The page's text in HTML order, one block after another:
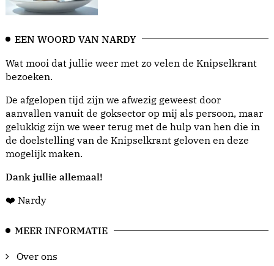
EEN WOORD VAN NARDY
Wat mooi dat jullie weer met zo velen de Knipselkrant
bezoeken.
De afgelopen tijd zijn we afwezig geweest door
aanvallen vanuit de goksector op mij als persoon, maar
gelukkig zijn we weer terug met de hulp van hen die in
de doelstelling van de Knipselkrant geloven en deze
mogelijk maken.
Dank jullie allemaal!
❤️ Nardy
MEER INFORMATIE
Over ons